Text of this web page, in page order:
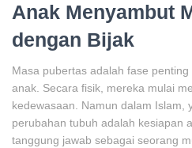
Anak Menyambut
dengan Bijak
Masa pubertas adalah fase
anak. Secara fisik, mereka mulai
kedewasaan. Namun dalam Islam,
perubahan tubuh adalah kesiapan
tanggung jawab sebagai seorang